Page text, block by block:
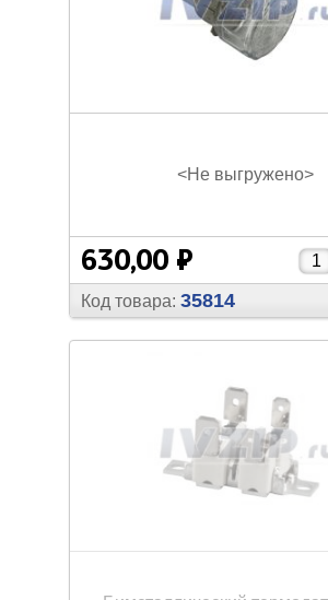
<Не выгружено>
630,00 ₽
Код товара: 35814